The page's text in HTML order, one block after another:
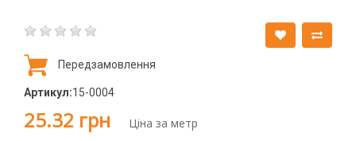
Передзамовлення
Артикул:15-0004
25.32 грн Ціна за метр